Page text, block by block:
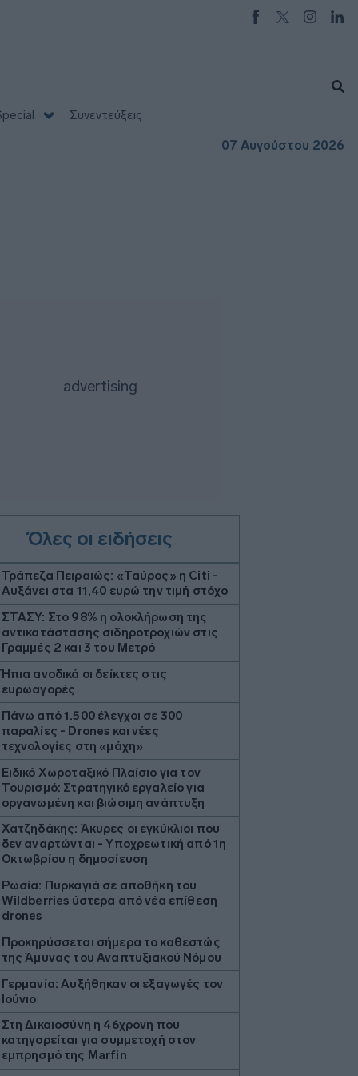
Συνεντεύξεις
07 Αυγούστου 2026
Όλες οι ειδήσεις
Τράπεζα Πειραιώς: «Ταύρος» η Citi -
Αυξάνει στα 11,40 ευρώ την τιμή στόχο
ΣΤΑΣΥ: Στο 98% η ολοκλήρωση της
αντικατάστασης σιδηροτροχιών στις
Γραμμές 2 και 3 του Μετρό
Ήπια ανοδικά οι δείκτες στις
ευρωαγορές
Πάνω από 1.500 έλεγχοι σε 300
παραλίες - Drones και νέες
τεχνολογίες στη «μάχη»
Ειδικό Χωροταξικό Πλαίσιο για τον
Τουρισμό: Στρατηγικό εργαλείο για
οργανωμένη και βιώσιμη ανάπτυξη
Χατζηδάκης: Άκυρες οι εγκύκλιοι που
δεν αναρτώνται - Υποχρεωτική από 1η
Οκτωβρίου η δημοσίευση
Ρωσία: Πυρκαγιά σε αποθήκη του
Wildberries ύστερα από νέα επίθεση
drones
Προκηρύσσεται σήμερα το καθεστώς
της Άμυνας του Αναπτυξιακού Νόμου
Γερμανία: Αυξήθηκαν οι εξαγωγές τον
Ιούνιο
Στη Δικαιοσύνη η 46χρονη που
κατηγορείται για συμμετοχή στον
εμπρησμό της Marfin